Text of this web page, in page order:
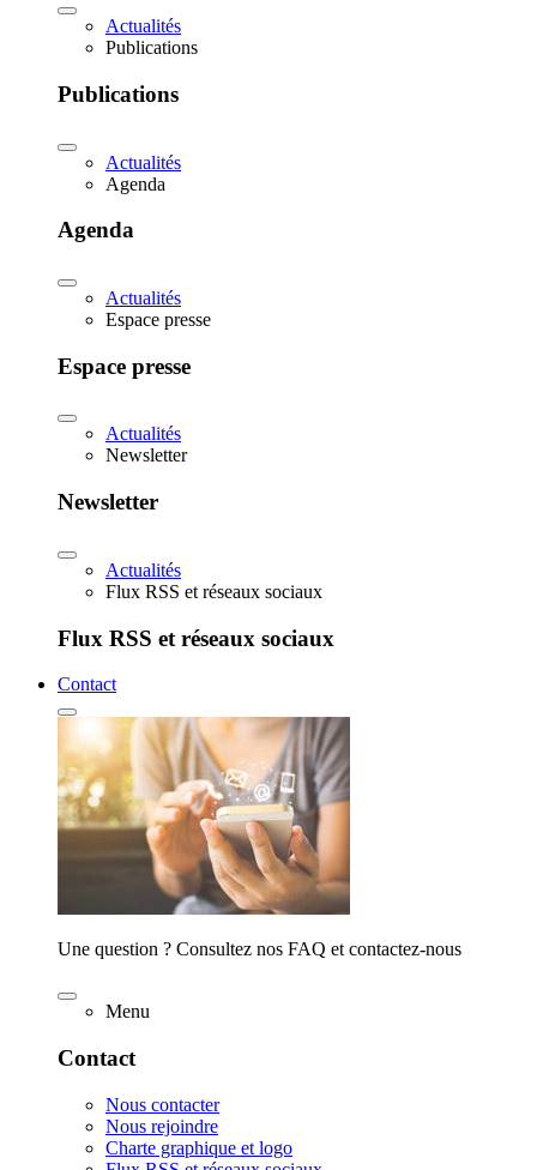
Actualités
Publications
Publications
Actualités
Agenda
Agenda
Actualités
Espace presse
Espace presse
Actualités
Newsletter
Newsletter
Actualités
Flux RSS et réseaux sociaux
Flux RSS et réseaux sociaux
Contact
Une question ? Consultez nos FAQ et contactez-nous
Menu
Contact
Nous contacter
Nous rejoindre
Charte graphique et logo